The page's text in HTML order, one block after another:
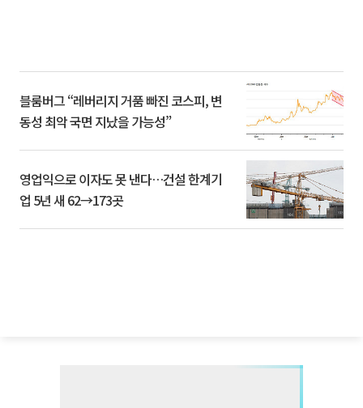
블룸버그 “레버리지 거품 빠진 코스피, 변
동성 최악 국면 지났을 가능성”
영업익으로 이자도 못 낸다…건설 한계기
업 5년 새 62→173곳